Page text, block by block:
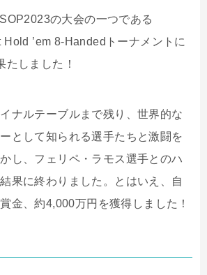
の大会の一つである
’em 8-Handedトーナメントに
たしました！
ナルテーブルまで残り、世界的な
として知られる選手たちと激闘を
し、フェリペ・ラモス選手とのハ
果に終わりました。とはいえ、自
金、約4,000万円を獲得しました！